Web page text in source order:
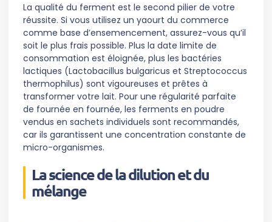
La qualité du ferment est le second pilier de votre
réussite. Si vous utilisez un yaourt du commerce
comme base d’ensemencement, assurez-vous qu’il
soit le plus frais possible. Plus la date limite de
consommation est éloignée, plus les bactéries
lactiques (Lactobacillus bulgaricus et Streptococcus
thermophilus) sont vigoureuses et prêtes à
transformer votre lait. Pour une régularité parfaite
de fournée en fournée, les ferments en poudre
vendus en sachets individuels sont recommandés,
car ils garantissent une concentration constante de
micro-organismes.
La science de la dilution et du
mélange